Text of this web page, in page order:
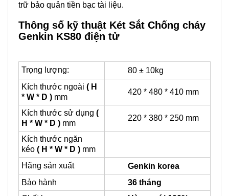
trữ bảo quản tiền bạc tài liệu.
Thông số kỹ thuật Két Sắt Chống cháy
Genkin KS80 điện tử
Trọng lượng:
80 ± 10kg
Kích thước ngoài ( H
* W * D ) mm
420 * 480 * 410 mm
Kích thước sử dụng (
H * W * D ) mm
220 * 380 * 250 mm
Kích thước ngăn
kéo ( H * W * D ) mm
Hãng sản xuất
Genkin korea
Bảo hành
36 tháng